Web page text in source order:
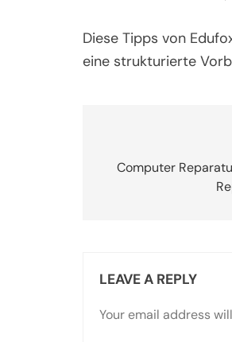
Diese Tipps von
eine strukturierte
navigation
Computer
LEAVE A REPLY
Your email address